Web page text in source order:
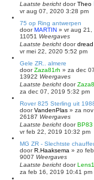
Laatste bericht doorTheo
vr aug 07, 2020 3:28 pm
75 op Ring antwerpen
doorMARTIN » vr aug 21,
11051 Weergaves
Laatste bericht doordread
vr mei 22, 2020 5:52 pm
Gele ZR.. almere
doorZaza81rh » za dec
13922 Weergaves
Laatste bericht door
za dec 07, 2019 5:32 pm
Rover 825 Sterling uit
doorVandenPlas » za
26187 Weergaves
Laatste bericht doorBP83
vr feb 22, 2019 10:32 pm
MG ZR - Slechtste
doorR.Haaksema » zo
9007 Weergaves
Laatste bericht door
za feb 16, 2019 10:41 pm